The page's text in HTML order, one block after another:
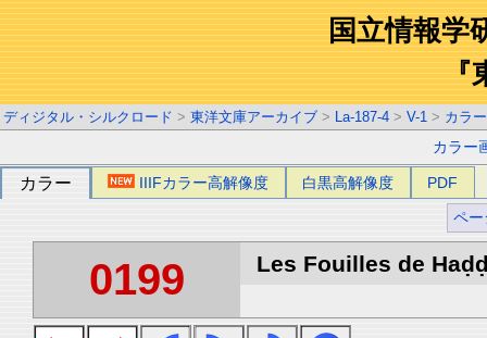
国立情報学
『
ディジタル・シルクロード > 東洋文庫アーカイブ > La-187-4 > V-1 > カラ
カラー
カラー IIIFカラー高解像度 白黒高解像度 PDF
ペー
0199 Les Fouilles de